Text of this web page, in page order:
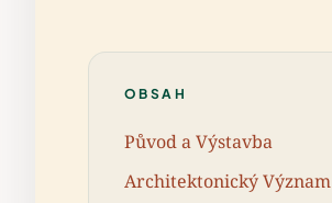
OBSAH
Původ a Výstavba
Architektonický Význam